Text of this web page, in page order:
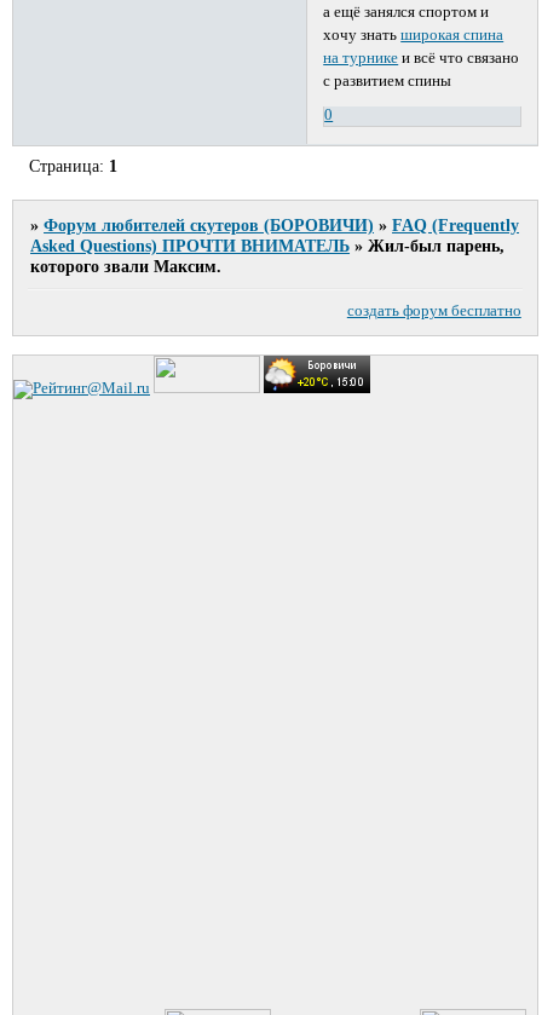
а ещё занялся спортом и
хочу знатьширокая спина
на турнике и всё что связано
с развитием спины
0
Страница: 1
»Форум любителей скутеров (БОРОВИЧИ) »FAQ (Frequently
Asked Questions) ПРОЧТИ ВНИМАТЕЛЬ »Жил-был парень,
которого звали Максим.
создать форум бесплатно